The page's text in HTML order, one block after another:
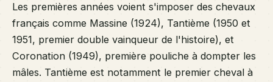
Les premières années voient s'imposer des chevaux
français comme Massine (1924), Tantième (1950 et
1951, premier double vainqueur de l'histoire), et
Coronation (1949), première pouliche à dompter les
mâles. Tantième est notamment le premier cheval à